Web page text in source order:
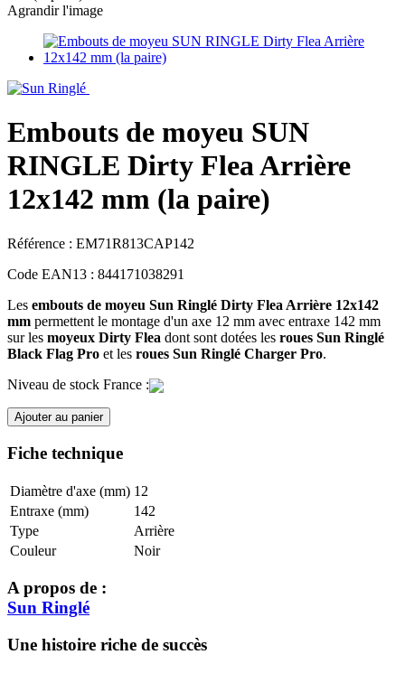
Agrandir l'image
Embouts de moyeu SUN
RINGLE Dirty Flea Arrière
12x142 mm (la paire)
Référence : EM71R813CAP142
Code EAN13 : 844171038291
Les embouts de moyeu Sun Ringlé Dirty Flea Arrière 12x142
mm permettent le montage d'un axe 12 mm avec entraxe 142 mm
sur les moyeux Dirty Flea dont sont dotées les roues Sun Ringlé
Black Flag Pro et les roues Sun Ringlé Charger Pro.
Niveau de stock France :
Ajouter au panier
Fiche technique
Diamètre d'axe (mm) 12
Entraxe (mm)
142
Type
Arrière
Couleur
Noir
A propos de :
Sun Ringlé
Une histoire riche de succès